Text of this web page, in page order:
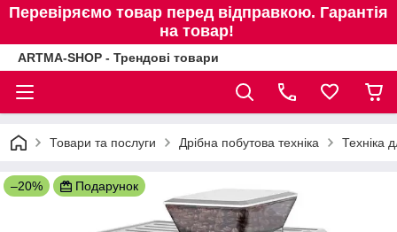
Перевіряємо товар перед відправкою. Гарантія
на товар!
ARTMA-SHOP - Трендові товари
Товари та послуги Дрібна побутова техніка Техніка
–20% Подарунок